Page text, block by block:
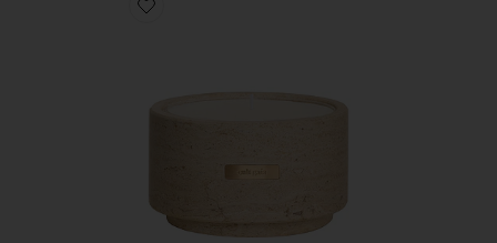
Favorite VELA CANDLE